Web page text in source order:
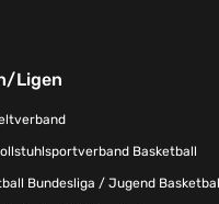
Ligen
Basketball
Bundesliga / Jugend